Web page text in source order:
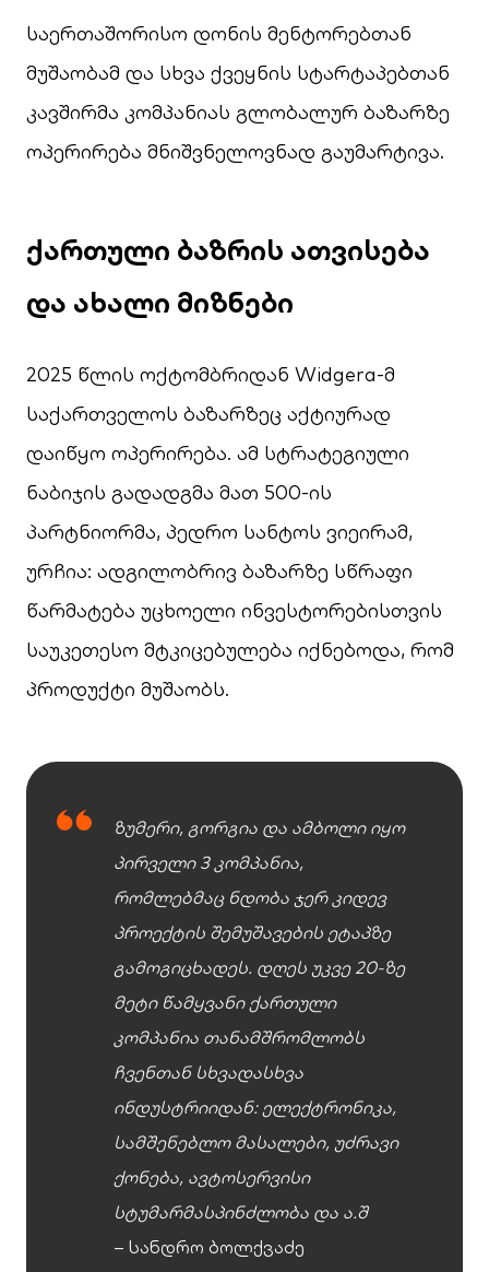
საერთაშორისო დონის მენტორებთან
მუშაობამ და სხვა ქვეყნის სტარტაპებთან
კავშირმა კომპანიას გლობალურ ბაზარზე
ოპერირება მნიშვნელოვნად გაუმარტივა.
ქართული ბაზრის ათვისება
და ახალი მიზნები
2025 წლის ოქტომბრიდან Widgera-მ
საქართველოს ბაზარზეც აქტიურად
დაიწყო ოპერირება. ამ სტრატეგიული
ნაბიჯის გადადგმა მათ 500-ის
პარტნიორმა, პედრო სანტოს ვიეირამ,
ურჩია: ადგილობრივ ბაზარზე სწრაფი
წარმატება უცხოელი ინვესტორებისთვის
საუკეთესო მტკიცებულება იქნებოდა, რომ
პროდუქტი მუშაობს.
ზუმერი, გორგია და ამბოლი იყო
პირველი 3 კომპანია,
რომლებმაც ნდობა ჯერ კიდევ
პროექტის შემუშავების ეტაპზე
გამოგიცხადეს. დღეს უკვე 20-ზე
მეტი წამყვანი ქართული
კომპანია თანამშრომლობს
ჩვენთან სხვადასხვა
ინდუსტრიიდან: ელექტრონიკა,
სამშენებლო მასალები, უძრავი
ქონება, ავტოსერვისი
სტუმარმასპინძლობა და ა.შ
– სანდრო ბოლქვაძე